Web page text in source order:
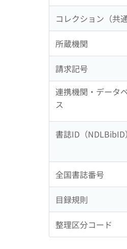
コレクション（共通
所蔵機関
請求記号
連携機関・データ
ス
書誌ID（NDLBibID）
全国書誌番号
目録規則
整理区分コード